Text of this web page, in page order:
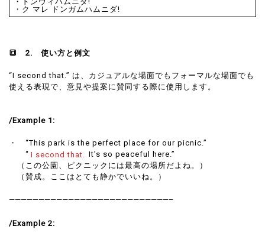
・ク マレ ドンガムハムニダ!
🔳 2. 使い方と 例文
“I second that.” は、カジュアルな場面でもフォーマルな場面でも
使える表現で、意見や提案に賛同する際に使用します。
/Example 1:
・ “This park is the perfect place for our picnic.”
“ I second that.
It’s so peaceful here.”
（この公園、ピクニックには最高の場所だよね。）
（賛成。ここはとても静かでいいね。）
———————————————————————————–
/Example 2: